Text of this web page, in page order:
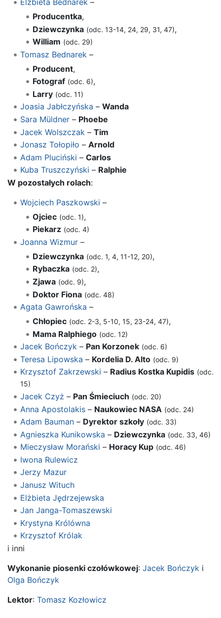
Elżbieta Bednarek–
Producentka,
Dziewczynka (odc. 13-14, 24, 29, 31, 47),
William (odc. 29)
Tomasz Bednarek –
Producent,
Fotograf (odc. 6),
Larry (odc. 11)
Joasia Jabłczyńska – Wanda
Sara Müldner– Phoebe
Jacek Wolszczak – Tim
Jonasz Tołopiło – Arnold
Adam Pluciński – Carlos
Kuba Truszczyński – Ralphie
W pozostałych rolach:
Wojciech Paszkowski –
Ojciec (odc. 1),
Piekarz (odc. 4)
Joanna Wizmur–
Dziewczynka (odc. 1, 4, 11-12, 20),
Rybaczka (odc. 2),
Zjawa (odc. 9),
Doktor Fiona (odc. 48)
Agata Gawrońska –
Chłopiec (odc. 2-3, 5-10, 15, 23-24, 47),
Mama Ralphiego (odc. 12)
Jacek Bończyk– Pan Korzonek (odc. 6)
Teresa Lipowska – Kordelia D. Alto (odc. 9)
Krzysztof Zakrzewski – Radius Kostka Kupidis (odc.
15)
Jacek Czyż – Pan Śmieciuch (odc. 20)
Anna Apostolakis– Naukowiec NASA (odc. 24)
Adam Bauman– Dyrektor szkoły (odc. 33)
Agnieszka Kunikowska – Dziewczynka (odc. 33, 46)
Mieczysław Morański – Horacy Kup (odc. 46)
Iwona Rulewicz
Jerzy Mazur
Janusz Wituch
Elżbieta Jędrzejewska
Jan Janga-Tomaszewski
Krystyna Królówna
Krzysztof Królak
i inni
Wykonanie piosenki czołówkowej: Jacek Bończyk i
Olga Bończyk
Lektor: Tomasz Kozłowicz